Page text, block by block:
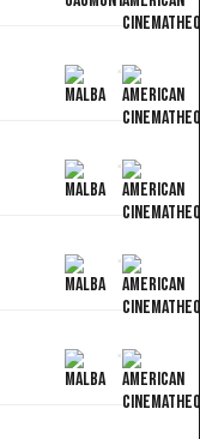
×
×
×
×